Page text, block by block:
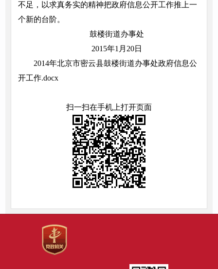
不足，以求真务实的精神把政府信息公开工作推上一
个新的台阶。
鼓楼街道办事处
2015年1月20日
2014年北京市密云县鼓楼街道办事处政府信息公
开工作.docx
扫一扫在手机上打开页面